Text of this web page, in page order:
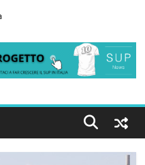
per lo IOR